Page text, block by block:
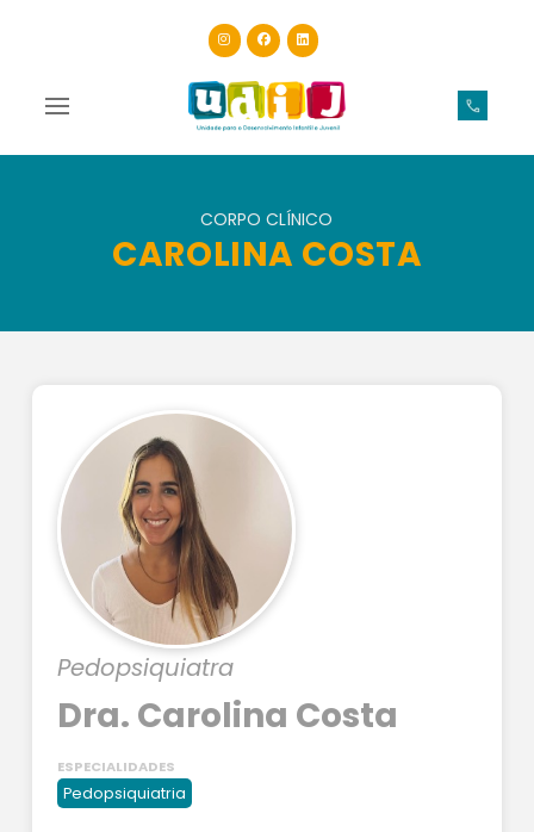
CORPO CLÍNICO
CAROLINA COSTA
Pedopsiquiatra
Dra. Carolina Costa
ESPECIALIDADES
Pedopsiquiatria